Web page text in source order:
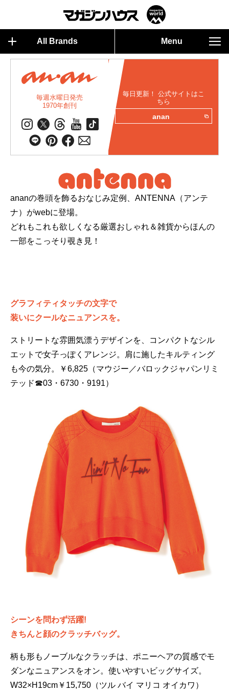
All Brands Menu
毎週水曜日発売
1970年創刊
毎日更新！ 公式サイトはこ
ちら
anan
ananの巻頭を飾るおなじみ定例、ANTENNA（アンテ
ナ）がwebに登場。
どれもこれも欲しくなる厳選おしゃれ＆雑貨からほんの
一部をこっそり覗き見！
グラフィティタッチの文字で
装いにクールなニュアンスを。
ストリートな雰囲気漂うデザインを、コンパクトなシル
エットで女子っぽくアレンジ。肩に施したキルティング
も今の気分。￥6,825（マウジー／バロックジャパンリミ
テッド☎03・6730・9191）
シーンを問わず活躍!
きちんと顔のクラッチバッグ。
柄も形もノーブルなクラッチは、ポニーヘアの質感でモ
ダンなニュアンスをオン。使いやすいビッグサイズ。
W32×H19cm￥15,750（ツル バイ マリコ オイカワ）